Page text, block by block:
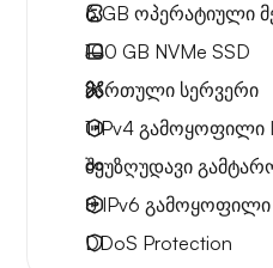
6 GB ოპერატიული
100 GB NVMe SSD
მართული სერვერი
1 IPv4 გამოყოფილი
შეუზღუდავი
8 IPv6 გამოყოფილი
DDoS Protection